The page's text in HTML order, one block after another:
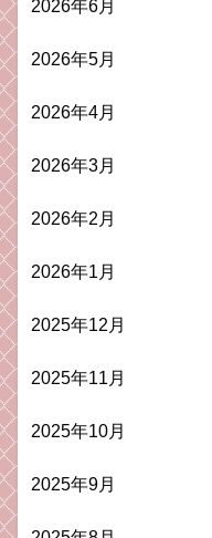
2026年6月
2026年5月
2026年4月
2026年3月
2026年2月
2026年1月
2025年12月
2025年11月
2025年10月
2025年9月